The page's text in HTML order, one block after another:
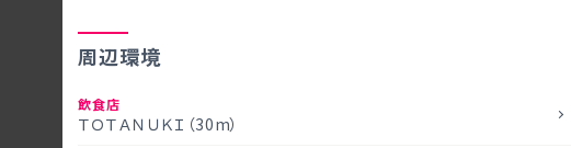
周辺環境
飲食店
ＴＯＴＡＮＵＫＩ（30m）